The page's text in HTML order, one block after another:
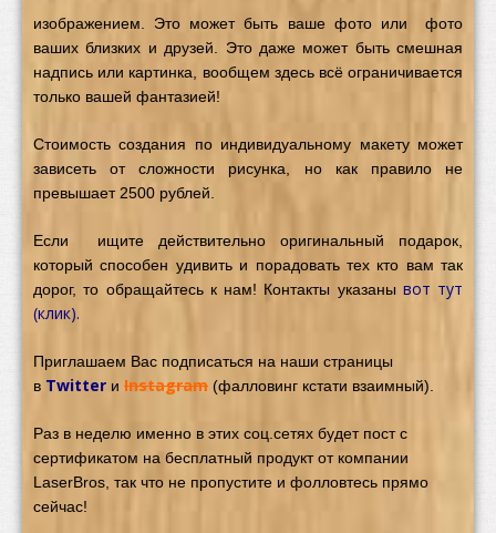
изображением. Это может быть ваше фото или фото
ваших близких и друзей. Это даже может быть смешная
надпись или картинка, вообщем здесь всё ограничивается
только вашей фантазией!
Стоимость создания по индивидуальному макету может
зависеть от сложности рисунка, но как правило не
превышает 2500 рублей.
Если ищите действительно оригинальный подарок,
который способен удивить и порадовать тех кто вам так
дорог, то обращайтесь к нам! Контакты указаны вот тут
(клик).
Приглашаем Вас подписаться на наши страницы
в Twitter и Instagram (фалловинг кстати взаимный).
Раз в неделю именно в этих соц.сетях будет пост с
сертификатом на бесплатный продукт от компании
LaserBros, так что не пропустите и фолловтесь прямо
сейчас!